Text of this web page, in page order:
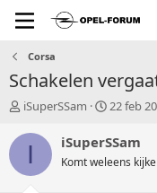
Corsa
Schakelen
T
p
iSuperSSam
S
a
t
22 feb
I iSuperSSam
Komt weleens